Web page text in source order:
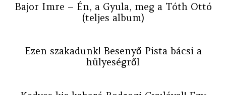
Bajor Imre – Én, a Gyula, meg a Tóth Ottó
(teljes album)
Ezen szakadunk! Besenyő Pista bácsi a
hülyeségről